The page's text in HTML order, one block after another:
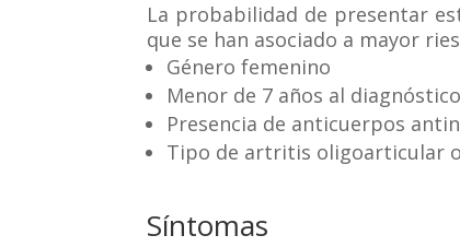
La probabilidad de presentar
que se han asociado a mayor
Género femenino
Menor de 7 años al
Presencia de anticuerpos
Tipo de artritis oligoarticular
Síntomas